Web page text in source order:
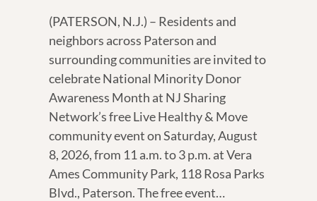
(PATERSON, N.J.) – Residents and
neighbors across Paterson and
surrounding communities are invited to
celebrate National Minority Donor
Awareness Month at NJ Sharing
Network’s free Live Healthy & Move
community event on Saturday, August
8, 2026, from 11 a.m. to 3 p.m. at Vera
Ames Community Park, 118 Rosa Parks
Blvd., Paterson. The free event…